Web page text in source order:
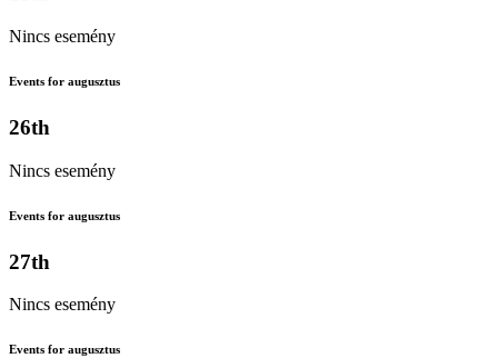
Nincs esemény
Events for augusztus
26th
Nincs esemény
Events for augusztus
27th
Nincs esemény
Events for augusztus